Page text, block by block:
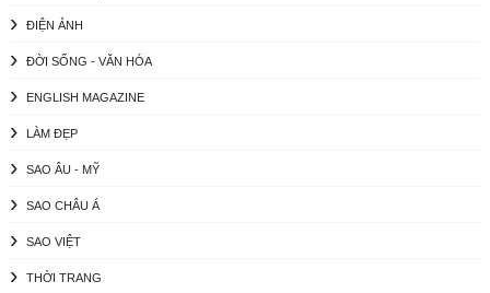
ĐIỆN ẢNH
ĐỜI SỐNG - VĂN HÓA
ENGLISH MAGAZINE
LÀM ĐẸP
SAO ÂU - MỸ
SAO CHÂU Á
SAO VIỆT
THỜI TRANG